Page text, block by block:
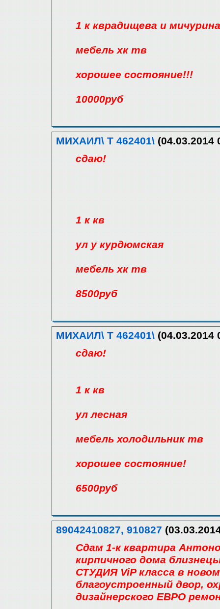
1 к кврадищева и мичурина
мебель хк тв
хорошее состояние!!!
10000руб
МИХАИЛ\ Т 462401\ (04.03.2014
сдаю!
1 к кв
ул у курдюмская
мебель хк тв
8500руб
МИХАИЛ\ Т 462401\ (04.03.2014
сдаю!
1 к кв
ул лесная
мебель холодильник тв
хорошее состояние!
6500руб
89042410827, 910827
Сдам 1-к квартира
кирпичного дома
СТУДИЯ ViP класса в
благоустроенный двор,
дизайнерского ЕВРО